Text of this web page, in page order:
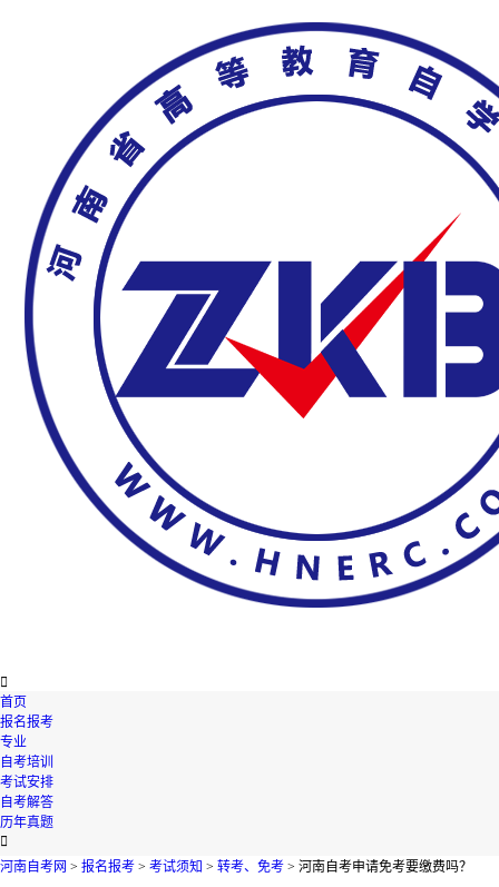

首页
报名报考
专业
自考培训
考试安排
自考解答
历年真题

河南自考网 > 报名报考 > 考试须知 > 转考、免考 > 河南自考申请免考要缴费吗？